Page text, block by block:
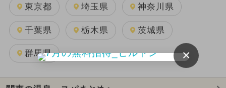
東京都 埼玉県 神奈川県
千葉県 栃木県 茨城県
群馬県 ×